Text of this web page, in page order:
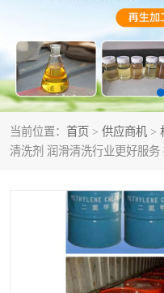
当前位置： 首页 > 供应商机 >
清洗剂 润滑清洗行业更好服
废溶剂油回收
废碳氢回收
碳氢二氯回收
回收废白电油
回收废清洗剂